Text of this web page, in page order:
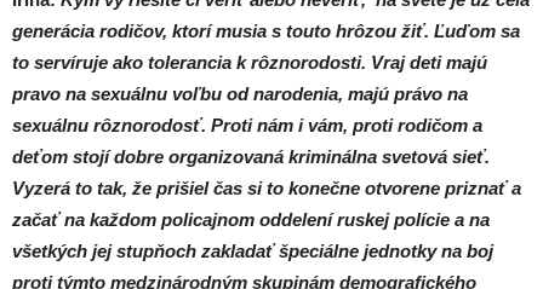
generácia rodičov, ktorí musia s touto hrôzou žiť. Ľuďom sa
to servíruje ako tolerancia k rôznorodosti. Vraj deti majú
pravo na sexuálnu voľbu od narodenia, majú právo na
sexuálnu rôznorodosť. Proti nám i vám, proti rodičom a
deťom stojí dobre organizovaná kriminálna svetová sieť.
Vyzerá to tak, že prišiel čas si to konečne otvorene priznať a
začať na každom policajnom oddelení ruskej polície a na
všetkých jej stupňoch zakladať špeciálne jednotky na boj
proti týmto medzinárodným skupinám demografického